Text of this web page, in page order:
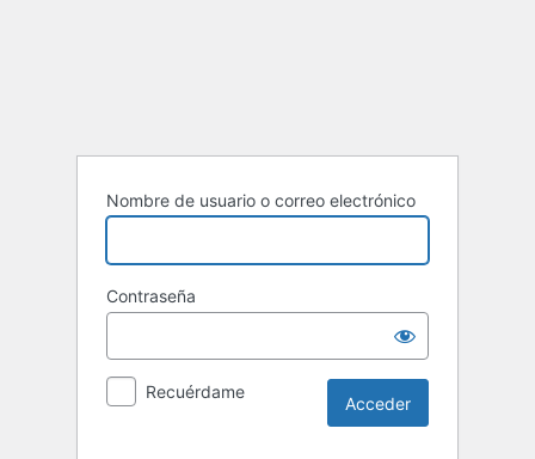
Nombre de usuario o correo electrónico
Contraseña
Recuérdame